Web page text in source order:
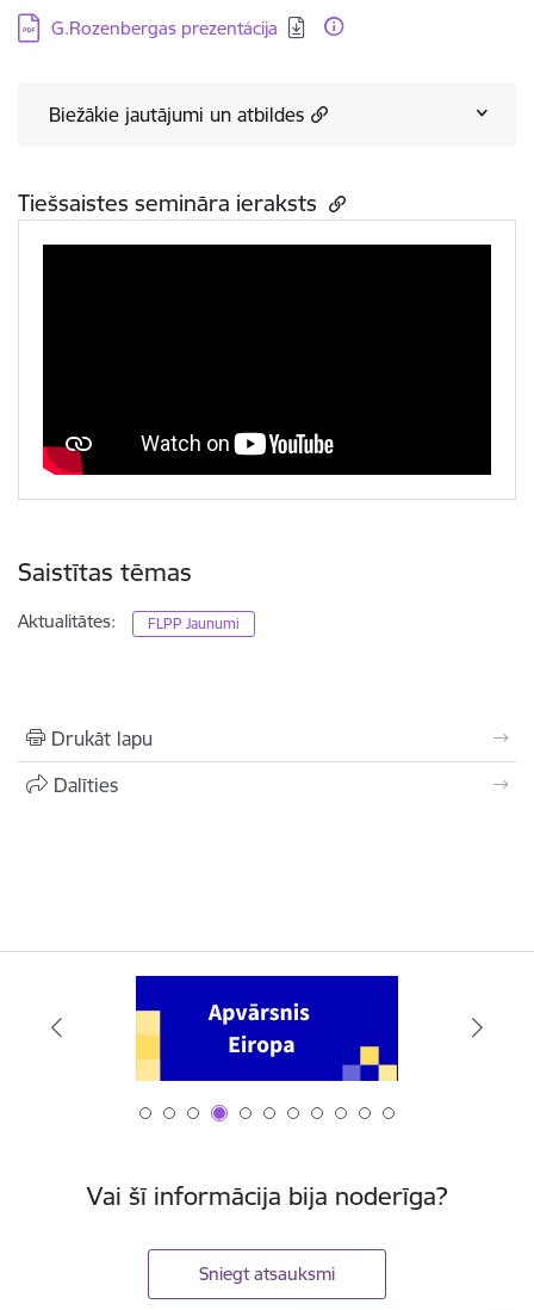
Lejupielādēt:
G.Rozenbergas prezentácija
Biežākie jautājumi un atbildes
Tiešsaistes semināra ieraksts
Saistītas tēmas
Aktualitātes: FLPP Jaunumi
Drukāt lapu
Dalīties
Vai šī informācija bija noderīga?
Sniegt atsauksmi